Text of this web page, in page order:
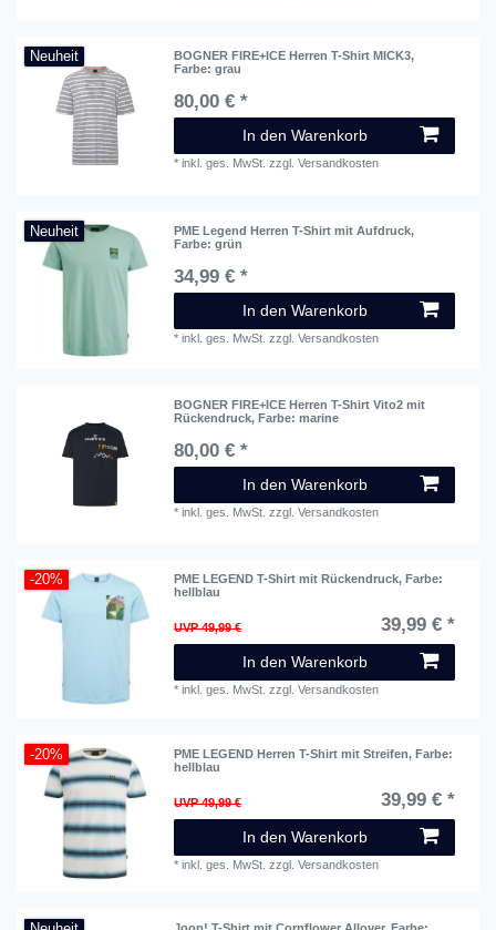
Neuheit BOGNER FIRE+ICE Herren T-Shirt MICK3,
Farbe: grau
80,00 € *
In den Warenkorb
*inkl. ges. MwSt. zzgl.Versandkosten
Neuheit PME Legend Herren T-Shirt mit Aufdruck,
Farbe: grün
34,99 € *
In den Warenkorb
*inkl. ges. MwSt. zzgl.Versandkosten
BOGNER FIRE+ICE Herren T-Shirt Vito2 mit
Rückendruck, Farbe: marine
80,00 € *
In den Warenkorb
*inkl. ges. MwSt. zzgl.Versandkosten
-20% PME LEGEND T-Shirt mit Rückendruck, Farbe:
hellblau
UVP 49,99 € 39,99 € *
In den Warenkorb
*inkl. ges. MwSt. zzgl.Versandkosten
-20% PME LEGEND Herren T-Shirt mit Streifen, Farbe:
hellblau
UVP 49,99 € 39,99 € *
In den Warenkorb
*inkl. ges. MwSt. zzgl.Versandkosten